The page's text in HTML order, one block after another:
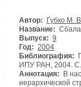
Автор:
Губко М.
Название:
Выпуск: 9
Год: 2004
Библиография:
ИПУ РАН, 2004.
Аннотация: В
иерархической